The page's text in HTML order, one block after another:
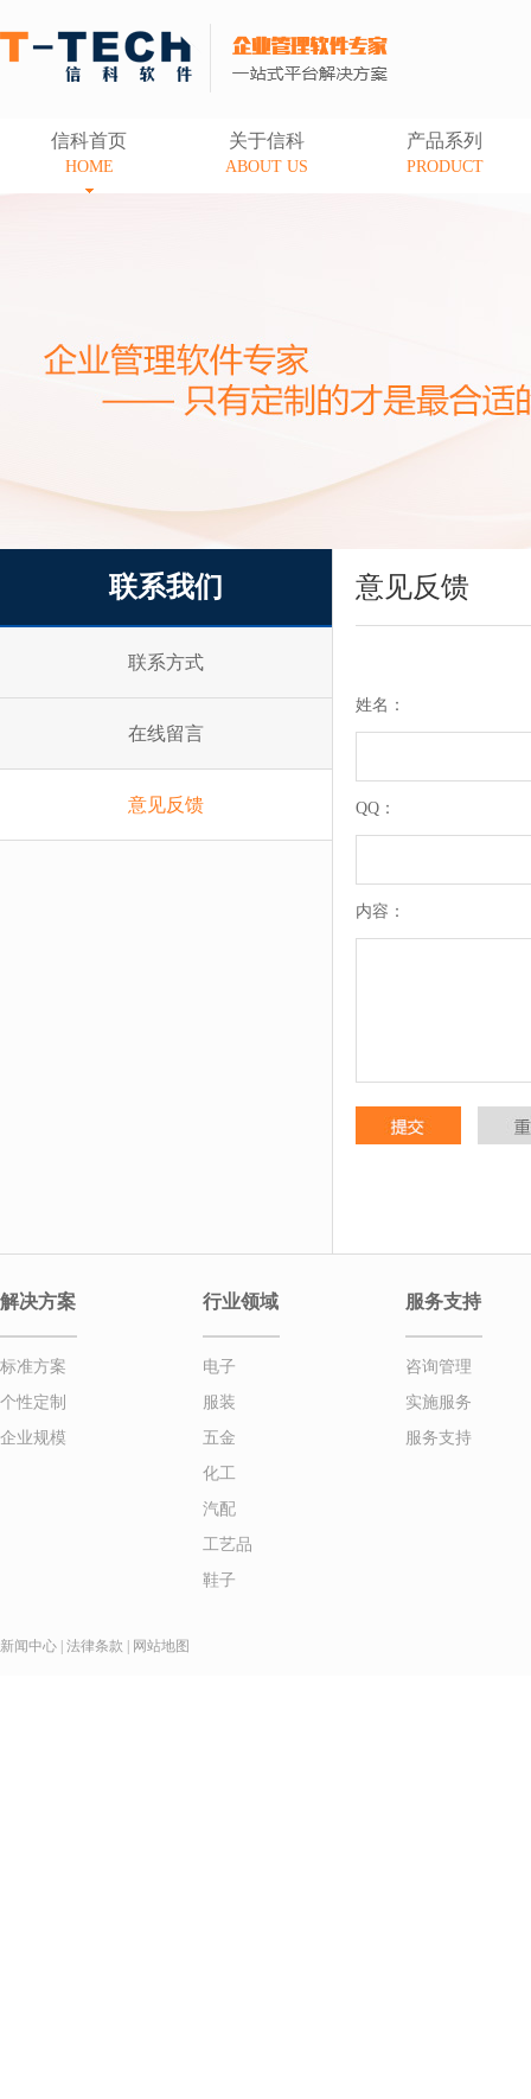
信科首页
HOME
关于信科
ABOUT US
产品系列
PRODUCT
联系我们
联系方式
在线留言
意见反馈
意见反馈
姓名：
QQ：
内容：
解决方案
标准方案
个性定制
企业规模
行业领域
电子
服装
五金
化工
汽配
工艺品
鞋子
服务支持
咨询管理
实施服务
服务支持
新闻中心 法律条款 网站地图